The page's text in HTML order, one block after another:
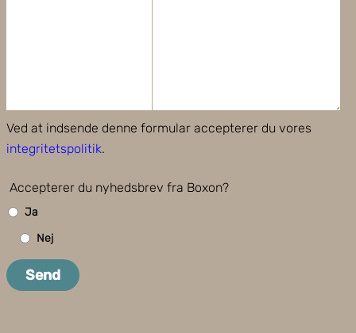
Ved at indsende denne formular accepterer du vores
integritetspolitik.
Accepterer du nyhedsbrev fra Boxon?
Ja
Nej
Send